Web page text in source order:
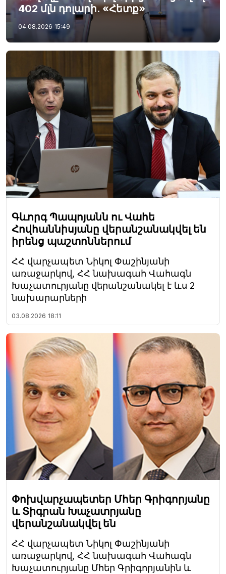
402 մլն դոլարի. «Հետք»
04.08.2026 15:49
Գևորգ Պապոյանն ու Վահե
Հովհաննիսյանը վերանշանակվել են
իրենց պաշտոններում
ՀՀ վարչապետ Նիկոլ Փաշինյանի
առաջարկով, ՀՀ նախագահ Վահագն
Խաչատուրյանը վերանշանակել է ևս 2
նախարարների
03.08.2026 18:11
Փոխվարչապետեր Մհեր Գրիգորյանը
և Տիգրան Խաչատրյանը
վերանշանակվել են
ՀՀ վարչապետ Նիկոլ Փաշինյանի
առաջարկով, ՀՀ նախագահ Վահագն
Խաչատուրյանը Մհեր Գրիգորյանին և